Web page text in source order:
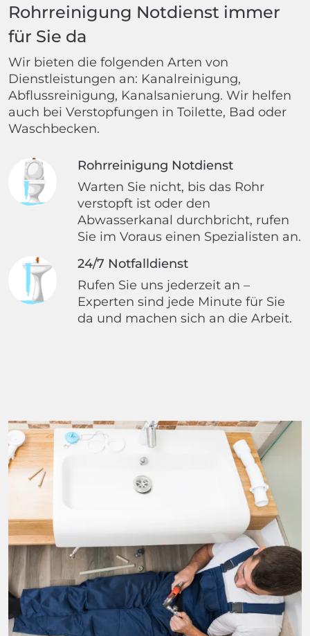
Rohrreinigung Notdienst immer
für Sie da
Wir bieten die folgenden Arten von
Dienstleistungen an: Kanalreinigung,
Abflussreinigung, Kanalsanierung. Wir helfen
auch bei Verstopfungen in Toilette, Bad oder
Waschbecken.
Rohrreinigung Notdienst
Warten Sie nicht, bis das Rohr
verstopft ist oder den
Abwasserkanal durchbricht, rufen
Sie im Voraus einen Spezialisten an.
24/7 Notfalldienst
Rufen Sie uns jederzeit an –
Experten sind jede Minute für Sie
da und machen sich an die Arbeit.